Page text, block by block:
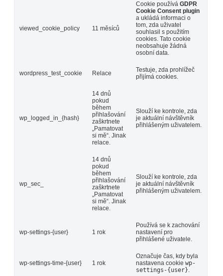
viewed_cookie_policy 11 měsíců
Cookie používá GDPR
Cookie Consent plugin
a ukládá informaci o
tom, zda uživatel
souhlasil s použitím
cookies. Tato cookie
neobsahuje žádná
osobní data.
wordpress_test_cookie Relace
Testuje, zda prohlížeč
přijímá cookies.
wp_logged_in_{hash}
14 dnů
pokud
během
přihlašování
zaškrtnete
„Pamatovat
si mě“. Jinak
relace.
Slouží ke kontrole, zda
je aktuální návštěvník
přihlášeným uživatelem.
wp_sec_
14 dnů
pokud
během
přihlašování
zaškrtnete
„Pamatovat
si mě“. Jinak
relace.
Slouží ke kontrole, zda
je aktuální návštěvník
přihlášeným uživatelem.
wp-settings-{user} 1 rok
Používá se k zachování
nastavení pro
přihlášené uživatele.
wp-settings-time-{user} 1 rok
Označuje čas, kdy byla
nastavena cookie wp-
settings-{user}.